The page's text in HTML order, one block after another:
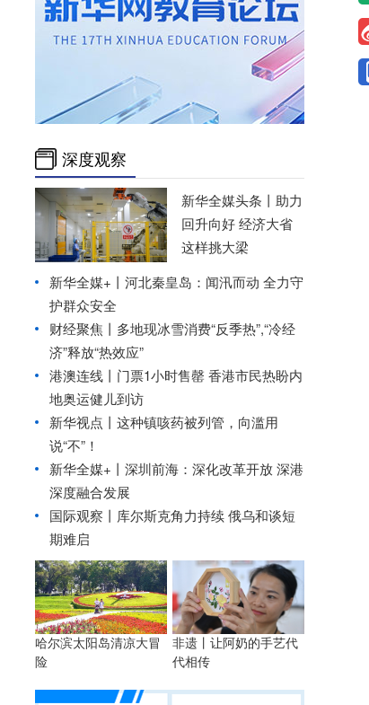
深度观察
新华全媒头条丨
助力
回升向好 经济大省
这样挑大梁
新华全媒+丨 河北秦皇岛：闻汛而动 全力守
护群众安全
财经聚焦丨 多地现冰雪消费“反季热”,“冷经
济”释放“热效应”
港澳连线丨门票1小时售罄 香港市民热盼内
地奥运健儿到访
新华视点丨 这种镇咳药被列管，向滥用
说“不”！
新华全媒+丨 深圳前海：深化改革开放 深港
深度融合发展
国际观察丨
库尔斯克角力持续 俄乌和谈短
期难启
哈尔滨太阳岛清凉大冒
险
非遗丨让阿奶的手艺代
代相传